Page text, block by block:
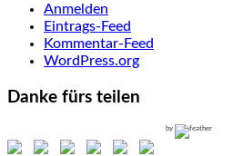
Anmelden
Eintrags-Feed
Kommentar-Feed
WordPress.org
Danke fürs teilen
by